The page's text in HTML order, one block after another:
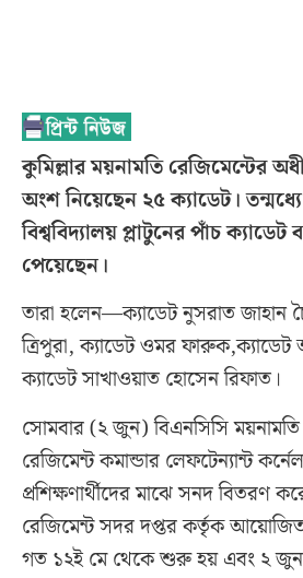
কুমিল্লার ময়নামতি রেজিমেন্টের
অংশ নিয়েছেন ২৫ ক্যাডেট। তন্মধ্যে
বিশ্ববিদ্যালয় প্লাটুনের পাঁচ
পেয়েছেন।
তারা হলেন—ক্যাডেট নুসরাত জাহান
ত্রিপুরা, ক্যাডেট ওমর
ক্যাডেট সাখাওয়াত হোসেন রিফাত।
সোমবার (২ জুন) বিএনসিসি ময়নামতি
রেজিমেন্ট কমান্ডার লেফটেন্যান্ট
প্রশিক্ষণার্থীদের মাঝে সনদ বিতরণ
রেজিমেন্ট সদর দপ্তর কর্তৃক আয়োজিত
গত ১২ই মে থেকে শুরু হয় এবং ২